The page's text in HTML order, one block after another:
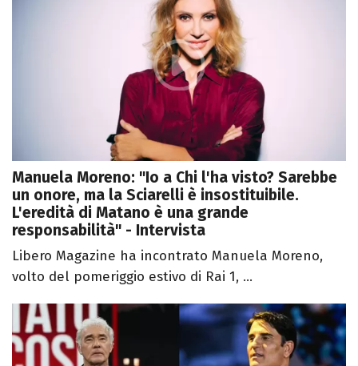
Manuela Moreno: "Io a Chi l'ha visto? Sarebbe
un onore, ma la Sciarelli è insostituibile.
L'eredità di Matano è una grande
responsabilità" - Intervista
Libero Magazine ha incontrato Manuela Moreno,
volto del pomeriggio estivo di Rai 1, ...